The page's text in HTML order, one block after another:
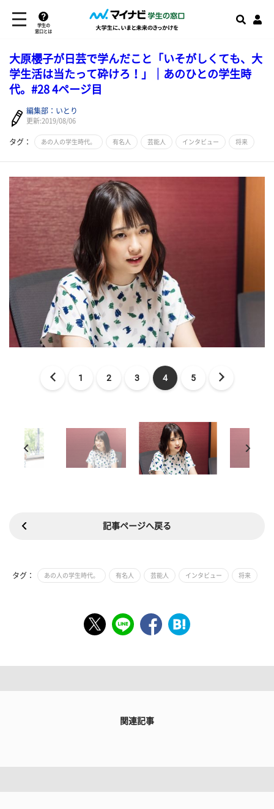
学生の
窓口とは
大原櫻子が日芸で学んだこと「いそがしくても、大
学生活は当たって砕けろ！」｜あのひとの学生時
代。#28 4ページ目
編集部：いとり
更新:2019/08/06
タグ： あの人の学生時代。 有名人 芸能人 インタビュー 将来
1 2 3 4 5
記事ページへ戻る
タグ： あの人の学生時代。 有名人 芸能人 インタビュー 将来
関連記事